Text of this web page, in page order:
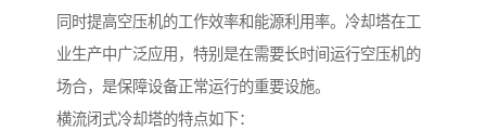
同时提高空压机的工作效率和能源利用率。冷却塔在工
业生产中广泛应用，特别是在需要长时间运行空压机的
场合，是保障设备正常运行的重要设施。
横流闭式冷却塔的特点如下：